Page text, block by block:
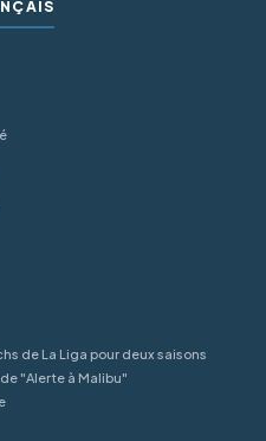
de La Liga pour deux saisons
"Alerte à Malibu"